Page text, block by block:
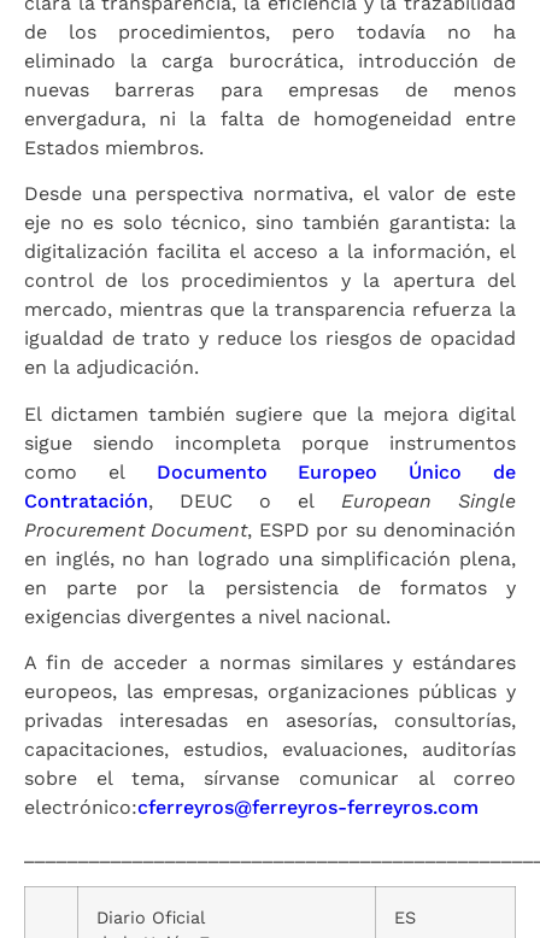
de los procedimientos, pero todavía no ha
eliminado la carga burocrática, introducción de
nuevas barreras para empresas de menos
envergadura, ni la falta de homogeneidad entre
Estados miembros.
Desde una perspectiva normativa, el valor de este
eje no es solo técnico, sino también garantista: la
digitalización facilita el acceso a la información, el
control de los procedimientos y la apertura del
mercado, mientras que la transparencia refuerza la
igualdad de trato y reduce los riesgos de opacidad
en la adjudicación.
El dictamen también sugiere que la mejora digital
sigue siendo incompleta porque instrumentos
como el Documento Europeo Único de
Contratación, DEUC o el European Single
Procurement Document, ESPD por su denominación
en inglés, no han logrado una simplificación plena,
en parte por la persistencia de formatos y
exigencias divergentes a nivel nacional.
A fin de acceder a normas similares y estándares
europeos, las empresas, organizaciones públicas y
privadas interesadas en asesorías, consultorías,
capacitaciones, estudios, evaluaciones, auditorías
sobre el tema, sírvanse comunicar al correo
electrónico:cferreyros@ferreyros-ferreyros.com
Diario Oficial
ES